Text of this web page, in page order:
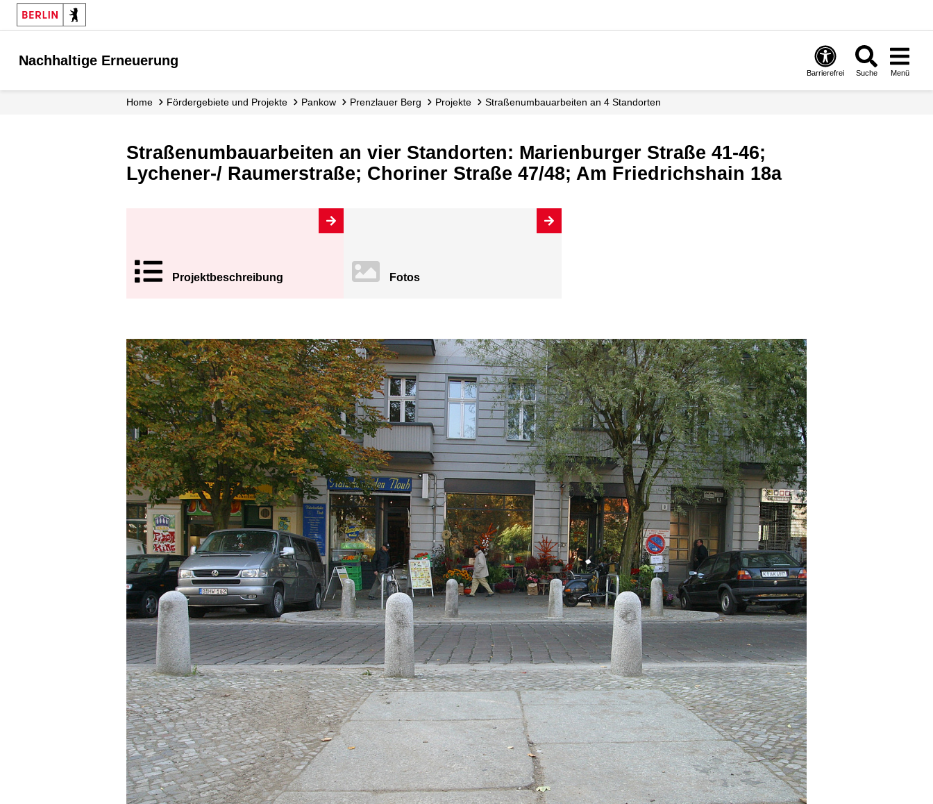
Nachhaltige Erneuerung
Barrierefrei Suche Menü
Home Fördergebiete und Projekte Pankow Prenzlauer Berg Projekte Straßenumbauarbeiten an 4 Standorten
Straßenumbauarbeiten an vier Standorten: Marienburger Straße 41-46;
Lychener-/ Raumerstraße; Choriner Straße 47/48; Am Friedrichshain 18a
Projekt­beschreibung Fotos